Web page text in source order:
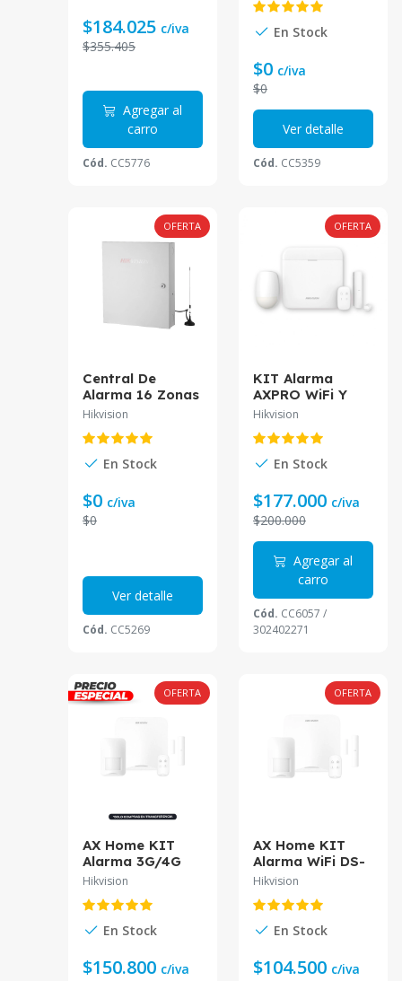
$184.025 c/iva
$355.405
Agregar al
carro
Cód. CC5776
En Stock
$0 c/iva
$0
Ver detalle
Cód. CC5359
OFERTA
Central De
Alarma 16 Zonas
DS-19A16-BNG
Hikvision
En Stock
$0 c/iva
$0
Ver detalle
Cód. CC5269
OFERTA
KIT Alarma
AXPRO WiFi Y
GSM 3G/4G DS-
Hikvision
Hikvision
En Stock
$177.000 c/iva
$200.000
Agregar al
carro
Cód. CC6057 /
302402271
OFERTA
AX Home KIT
Alarma 3G/4G
DS-PA201PS-Kit-
Hikvision
Hikvision
En Stock
$150.800 c/iva
OFERTA
AX Home KIT
Alarma WiFi DS-
PA201P-Kit-16WB
Hikvision
En Stock
$104.500 c/iva